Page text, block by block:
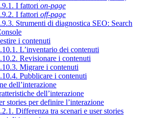
I fattori on-page
I fattori off-page
Strumenti di diagnostica SEO: Search
i contenuti
L’inventario dei contenuti
Revisionare i contenuti
Migrare i contenuti
Pubblicare i contenuti
dell’interazione
dell’interazione
stories per definire l’interazione
Differenza tra scenari e user stories